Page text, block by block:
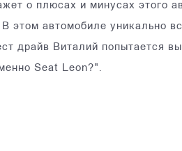
о плюсах и минусах этого
этом автомобиле уникально
драйв Виталий попытается
Seat Leon?".